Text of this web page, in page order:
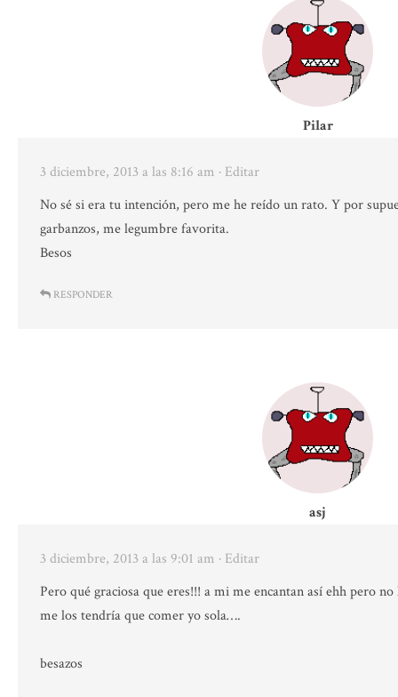
Pilar
3 diciembre, 2013 a las 8:16 am · Editar
No sé si era tu intención, pero me he reído un rato. Y por
garbanzos, me legumbre favorita.
Besos
RESPONDER
asj
3 diciembre, 2013 a las 9:01 am · Editar
Pero qué graciosa que eres!!! a mi me encantan así ehh pero
me los tendría que comer yo sola….
besazos